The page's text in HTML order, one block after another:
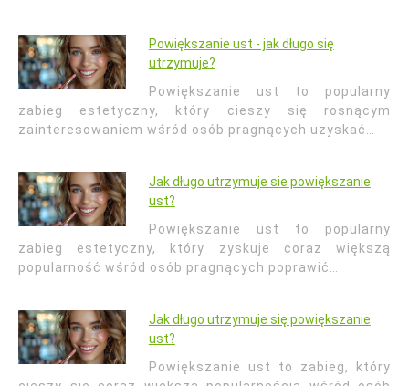
Powiększanie ust - jak długo się
utrzymuje?
Powiększanie ust to popularny
zabieg estetyczny, który cieszy się rosnącym
zainteresowaniem wśród osób pragnących uzyskać…
Jak długo utrzymuje sie powiększanie
ust?
Powiększanie ust to popularny
zabieg estetyczny, który zyskuje coraz większą
popularność wśród osób pragnących poprawić…
Jak długo utrzymuje się powiększanie
ust?
Powiększanie ust to zabieg, który